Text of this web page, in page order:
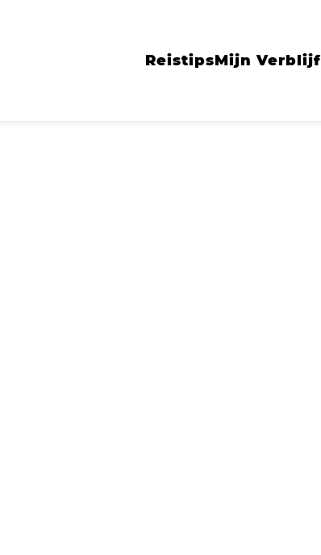
ReistipsMijn Verblijf